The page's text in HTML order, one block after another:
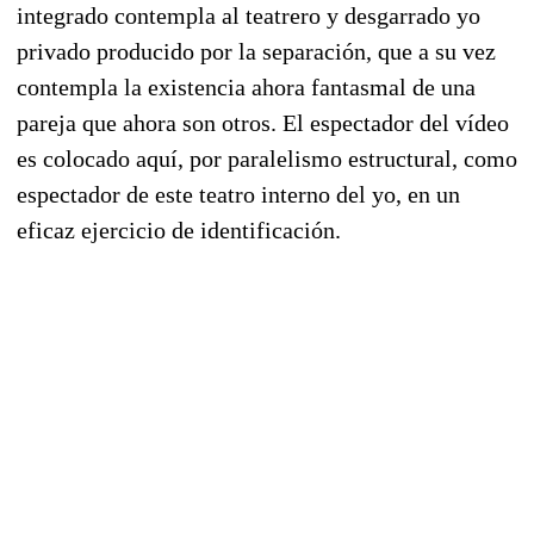
integrado contempla al teatrero y desgarrado yo
privado producido por la separación, que a su vez
contempla la existencia ahora fantasmal de una
pareja que ahora son otros. El espectador del vídeo
es colocado aquí, por paralelismo estructural, como
espectador de este teatro interno del yo, en un
eficaz ejercicio de identificación.